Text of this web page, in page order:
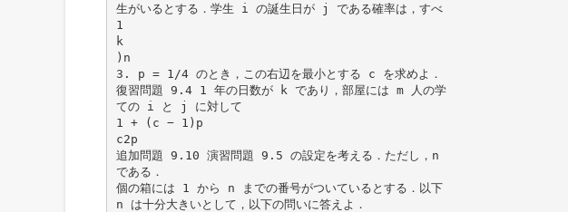
生がいるとする．学生 i の誕生日が j である確率は，すべ
1
k
)n
3. p = 1/4 のとき，この右辺を最小とする c を求めよ．
復習問題 9.4 1 年の日数が k であり，部屋には m 人の学
ての i と j に対して
1 + (c − 1)p
c2p
追加問題 9.10 演習問題 9.5 の設定を考える．ただし，n
である．
個の箱には 1 から n までの番号がついているとする．以下
n は十分大きいとして，以下の問いに答えよ．